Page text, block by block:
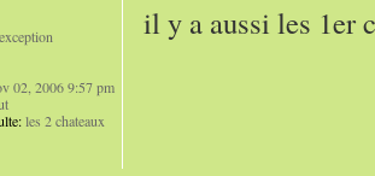
il y a aussi les 1er
02, 2006 9:57 pm
les 2 chateaux